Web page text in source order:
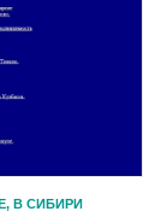
В СИБИРИ